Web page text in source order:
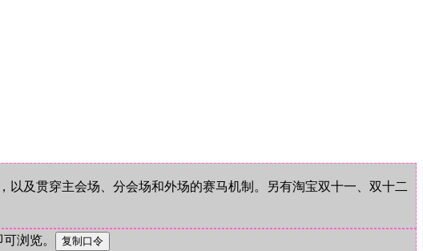
及贯穿主会场、分会场和外场的赛马机制。另有淘宝双十一、双十二
浏览。